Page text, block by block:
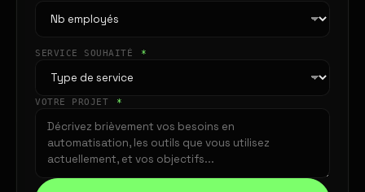
SERVICE SOUHAITÉ *
VOTRE PROJET *